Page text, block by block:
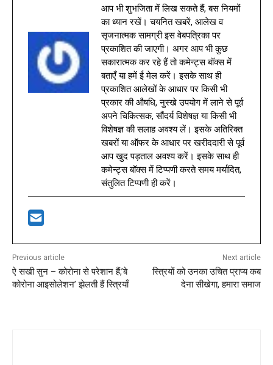
आप भी शुभजिता में लिख सकते हैं, बस नियमों
का ध्यान रखें। चयनित खबरें, आलेख व
सृजनात्मक सामग्री इस वेबपत्रिका पर
प्रकाशित की जाएगी। अगर आप भी कुछ
सकारात्मक कर रहे हैं तो कमेन्ट्स बॉक्स में
बताएँ या हमें ई मेल करें। इसके साथ ही
प्रकाशित आलेखों के आधार पर किसी भी
प्रकार की औषधि, नुस्खे उपयोग में लाने से पूर्व
अपने चिकित्सक, सौंदर्य विशेषज्ञ या किसी भी
विशेषज्ञ की सलाह अवश्य लें। इसके अतिरिक्त
खबरों या ऑफर के आधार पर खरीददारी से पूर्व
आप खुद पड़ताल अवश्य करें। इसके साथ ही
कमेन्ट्स बॉक्स में टिप्पणी करते समय मर्यादित,
संतुलित टिप्पणी ही करें।
Previous article
ऐ सखी सुन – कोरोना से परेशान हैं,’बे
कोरोना आइसोलेशन’ झेलती हैं स्त्रियाँ
Next article
स्त्रियों को उनका उचित प्राप्य कब
देना सीखेगा, हमारा समाज